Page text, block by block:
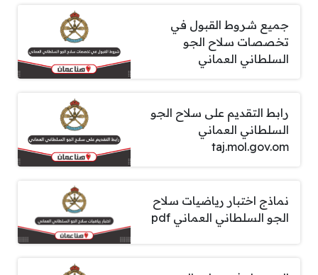
جميع شروط القبول في
تخصصات سلاح الجو
السلطاني العماني
رابط التقديم على سلاح الجو
السلطاني العماني
taj.mol.gov.om
نماذج اختبار رياضيات سلاح
الجو السلطاني العماني pdf